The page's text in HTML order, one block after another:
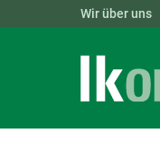
Wir über uns